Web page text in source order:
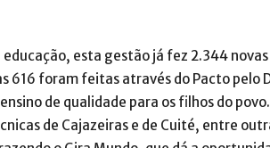
esta gestão já fez 2.344
616 foram feitas através do Pacto pelo
de qualidade para os filhos do
de Cajazeiras e de Cuité, entre